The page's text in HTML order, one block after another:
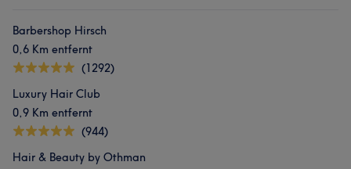
Barbershop Hirsch
0,6 Km entfernt
(1292)
Luxury Hair Club
0,9 Km entfernt
(944)
Hair & Beauty by Othman